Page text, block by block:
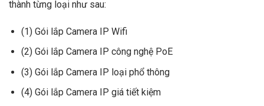
thành từng loại như sau:
(1) Gói lắp Camera IP Wifi
(2) Gói lắp Camera IP công nghệ PoE
(3) Gói lắp Camera IP loại phổ thông
(4) Gói lắp Camera IP giá tiết kiệm